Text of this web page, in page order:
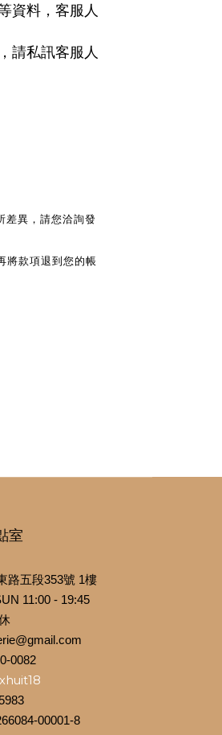
資料，客服人
請私訊客服人
差異，請您洽詢發
將款項退到您的帳
室
路五段353號 1樓
11:00 - 19:45
0082
00001-8